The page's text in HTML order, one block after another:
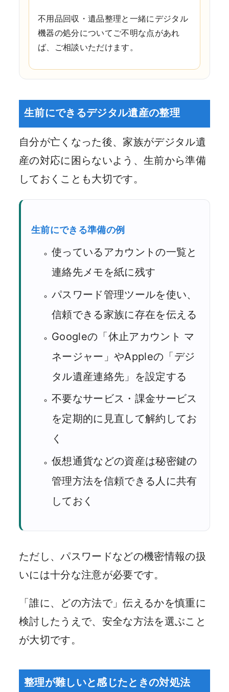
不用品回収・遺品整理と一緒にデジタル
機器の処分についてご不明な点があれ
ば、ご相談いただけます。
生前にできるデジタル遺産の整理
自分が亡くなった後、家族がデジタル遺
産の対応に困らないよう、生前から準備
しておくことも大切です。
生前にできる準備の例
使っているアカウントの一覧と
連絡先メモを紙に残す
パスワード管理ツールを使い、
信頼できる家族に存在を伝える
Googleの「休止アカウント マ
ネージャー」やAppleの「デジ
タル遺産連絡先」を設定する
不要なサービス・課金サービス
を定期的に見直して解約してお
く
仮想通貨などの資産は秘密鍵の
管理方法を信頼できる人に共有
しておく
ただし、パスワードなどの機密情報の扱
いには十分な注意が必要です。
「誰に、どの方法で」伝えるかを慎重に
検討したうえで、安全な方法を選ぶこと
が大切です。
整理が難しいと感じたときの対処法